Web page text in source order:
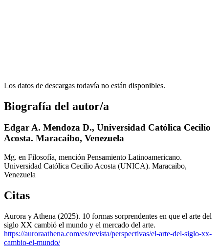
Los datos de descargas todavía no están disponibles.
Biografía del autor/a
Edgar A. Mendoza D., Universidad Católica Cecilio
Acosta. Maracaibo, Venezuela
Mg. en Filosofía, mención Pensamiento Latinoamericano.
Universidad Católica Cecilio Acosta (UNICA). Maracaibo,
Venezuela
Citas
Aurora y Athena (2025). 10 formas sorprendentes en que el arte del
siglo XX cambió el mundo y el mercado del arte.
https://auroraathena.com/es/revista/perspectivas/el-arte-del-siglo-xx-
cambio-el-mundo/